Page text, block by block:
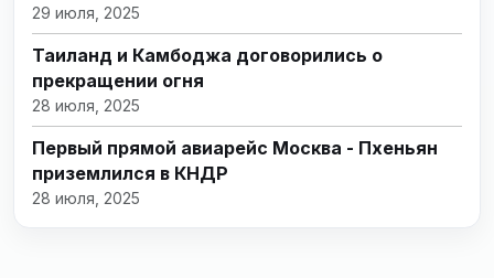
29 июля, 2025
Таиланд и Камбоджа договорились о
прекращении огня
28 июля, 2025
Первый прямой авиарейс Москва - Пхеньян
приземлился в КНДР
28 июля, 2025